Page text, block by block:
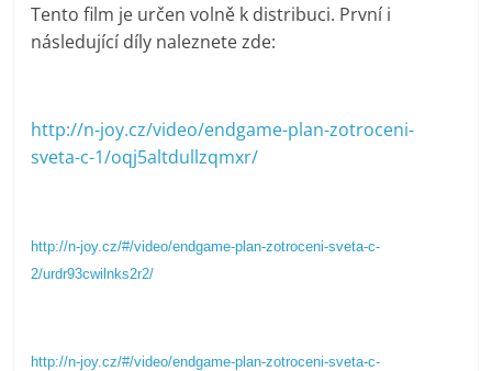
Tento film je určen volně k distribuci. První i
následující díly naleznete zde:
http://n-joy.cz/video/endgame-plan-zotroceni-
sveta-c-1/oqj5altdullzqmxr/
http://n-joy.cz/#/video/endgame-plan-zotroceni-sveta-c-
2/urdr93cwilnks2r2/
http://n-joy.cz/#/video/endgame-plan-zotroceni-sveta-c-